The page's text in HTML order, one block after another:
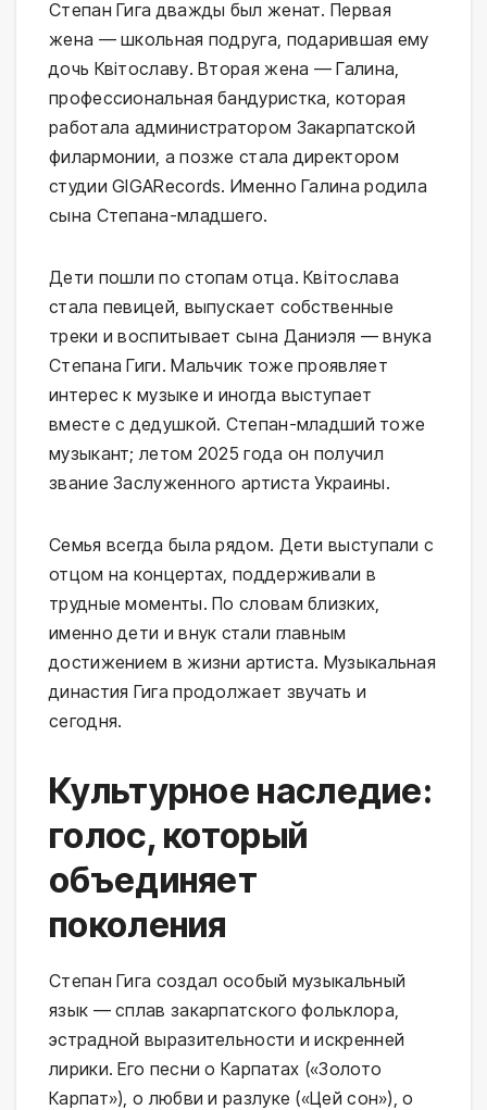
Степан Гига дважды был женат. Первая
жена — школьная подруга, подарившая ему
дочь Квітославу. Вторая жена — Галина,
профессиональная бандуристка, которая
работала администратором Закарпатской
филармонии, а позже стала директором
студии GIGARecords. Именно Галина родила
сына Степана-младшего.
Дети пошли по стопам отца. Квітослава
стала певицей, выпускает собственные
треки и воспитывает сына Даниэля — внука
Степана Гиги. Мальчик тоже проявляет
интерес к музыке и иногда выступает
вместе с дедушкой. Степан-младший тоже
музыкант; летом 2025 года он получил
звание Заслуженного артиста Украины.
Семья всегда была рядом. Дети выступали с
отцом на концертах, поддерживали в
трудные моменты. По словам близких,
именно дети и внук стали главным
достижением в жизни артиста. Музыкальная
династия Гига продолжает звучать и
сегодня.
Культурное наследие:
голос, который
объединяет
поколения
Степан Гига создал особый музыкальный
язык — сплав закарпатского фольклора,
эстрадной выразительности и искренней
лирики. Его песни о Карпатах («Золото
Карпат»), о любви и разлуке («Цей сон»), о